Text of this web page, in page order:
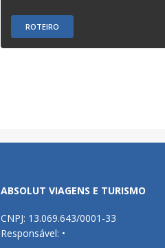
ROTEIRO
ABSOLUT VIAGENS E TURISMO
CNPJ: 13.069.643/0001-33
Responsável: •